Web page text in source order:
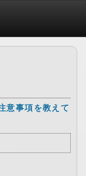
意事項を教えて